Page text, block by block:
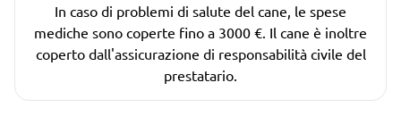
In caso di problemi di salute del cane, le spese
mediche sono coperte fino a 3000 €. Il cane è inoltre
coperto dall'assicurazione di responsabilità civile del
prestatario.